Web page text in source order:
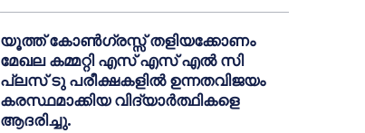
യൂത്ത് കോൺഗ്രസ്സ് തളിയക്കോണം
മേഖല കമ്മറ്റി എസ് എസ് എൽ സി
പ്ലസ് ടു പരീക്ഷകളിൽ ഉന്നതവിജയം
കരസ്ഥമാക്കിയ വിദ്യാർത്ഥികളെ
ആദരിച്ചു.